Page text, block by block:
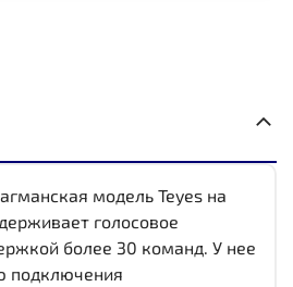
модель Teyes на
голосовое
более 30 команд. У нее
подключения